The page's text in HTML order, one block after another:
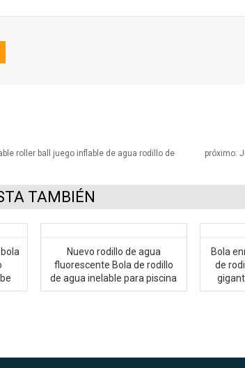
roller ball juego inflable de agua rodillo de
próximo:
TAMBIÉN
Nuevo rodillo de agua
fluorescente Bola de rodillo
de agua inelable para piscina
Bola
de